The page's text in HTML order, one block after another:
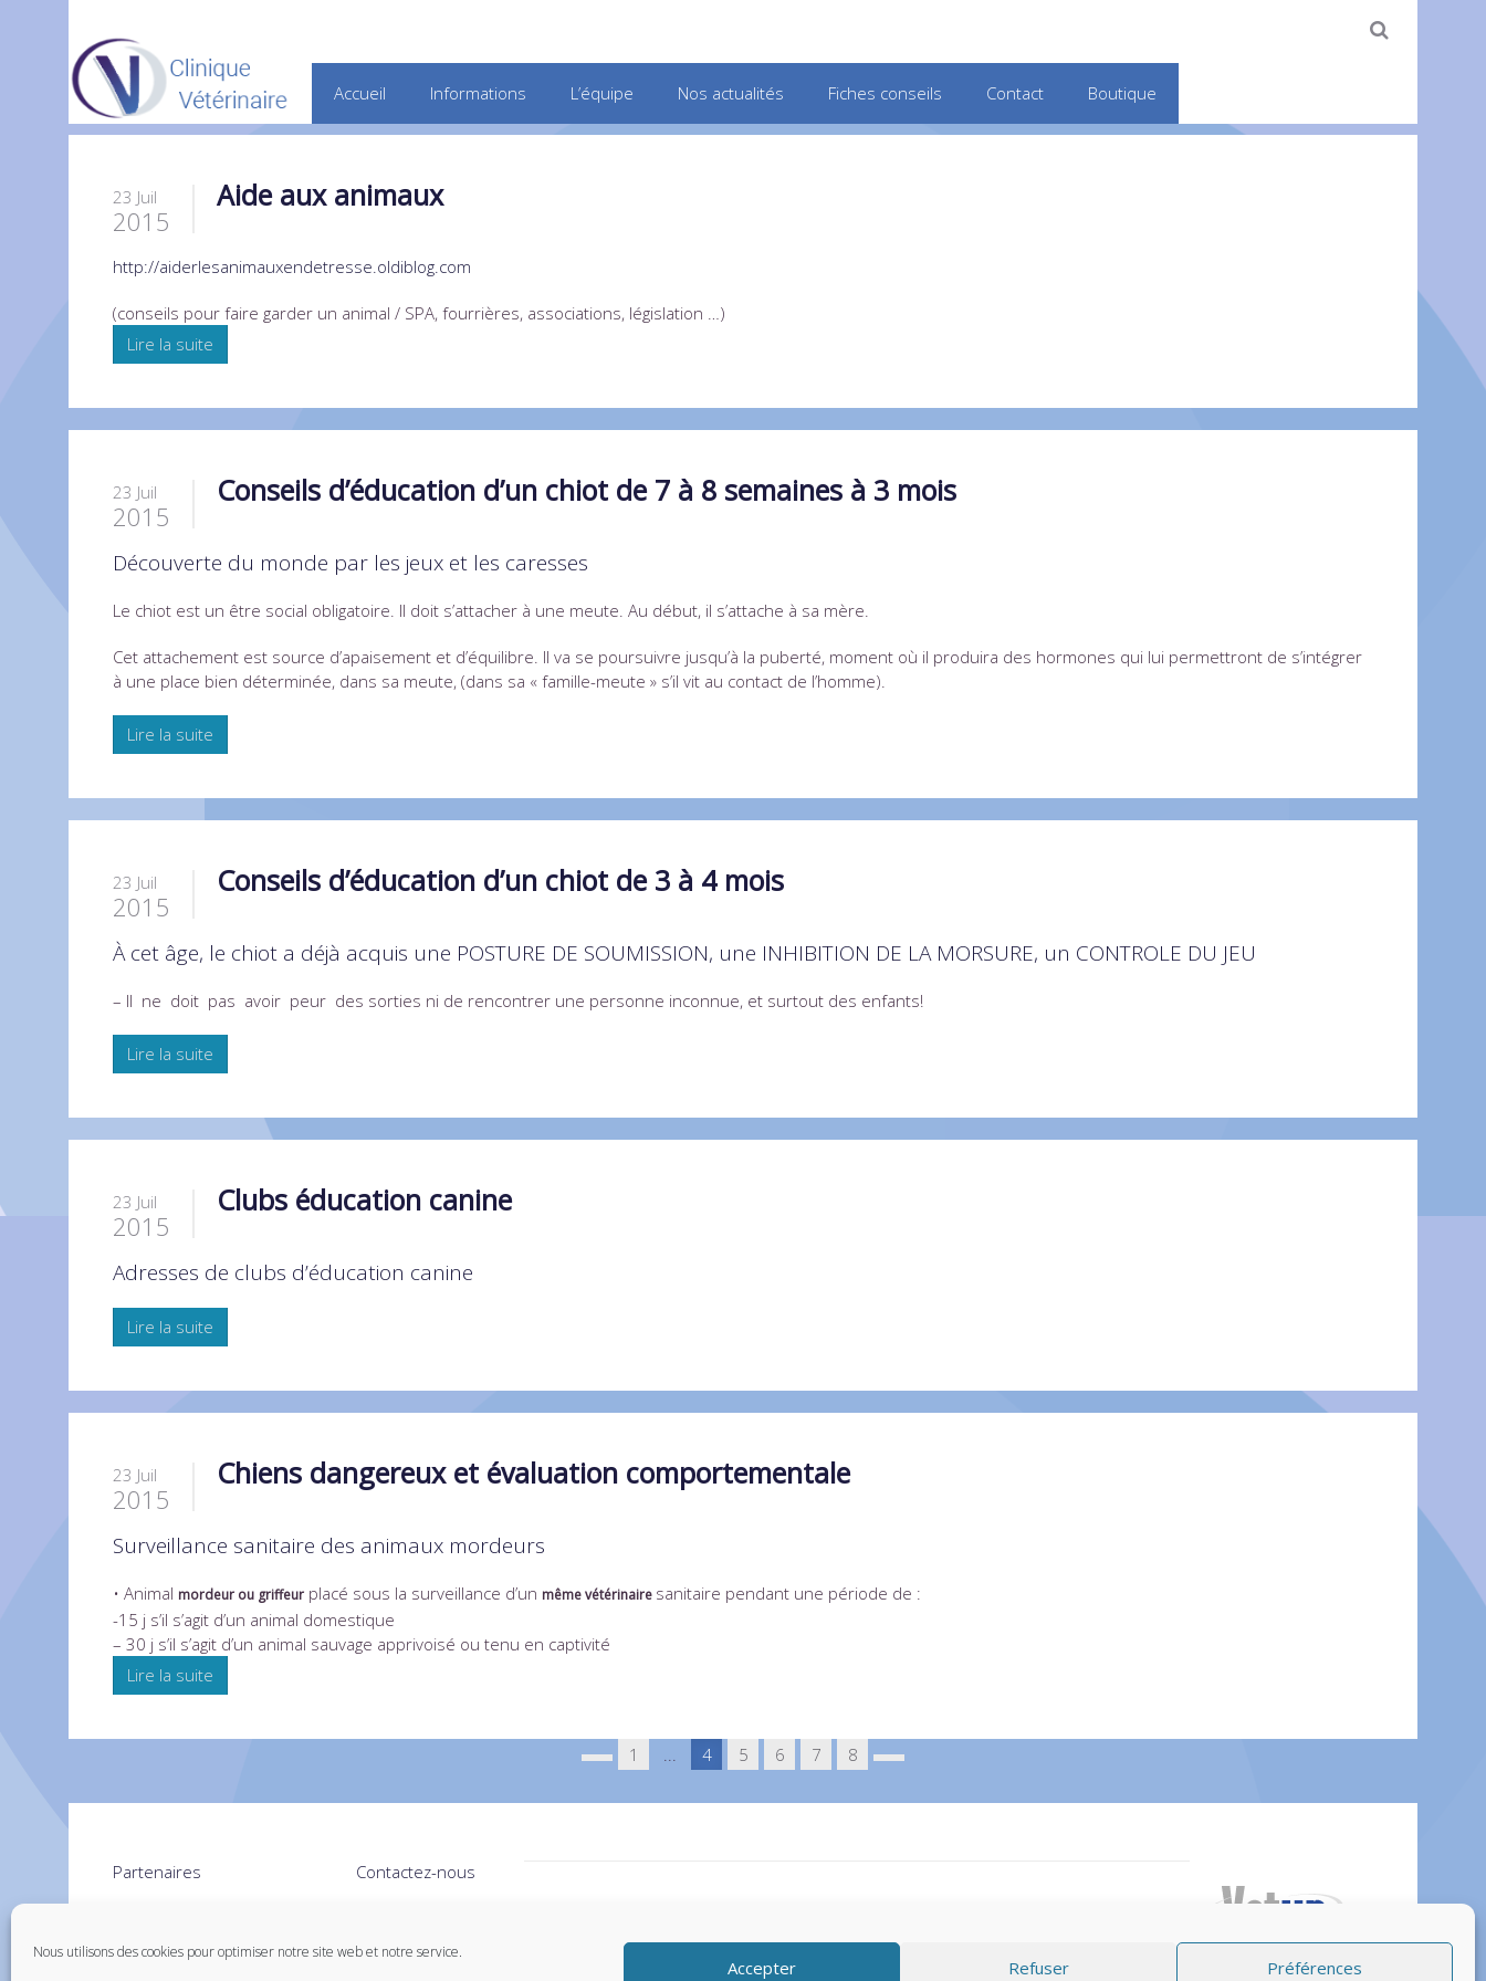
Nous utilisons des cookies pour optimiser notre site web et notre service.
Accepter Refuser Préférences
Accueil Informations L’équipe Nos actualités Fiches conseils Contact Boutique
23 Juil
2015
Aide aux animaux
http://aiderlesanimauxendetresse.oldiblog.com
(conseils pour faire garder un animal / SPA, fourrières, associations, législation …)
Lire la suite
23 Juil
2015
Conseils d’éducation d’un chiot de 7 à 8 semaines à 3 mois
Découverte du monde par les jeux et les caresses
Le chiot est un être social obligatoire. Il doit s’attacher à une meute. Au début, il s’attache à sa mère.
Cet attachement est source d’apaisement et d’équilibre. Il va se poursuivre jusqu’à la puberté, moment où il produira des hormones qui lui permettront de s’intégrer
à une place bien déterminée, dans sa meute, (dans sa « famille-meute » s’il vit au contact de l’homme).
Lire la suite
23 Juil
2015
Conseils d’éducation d’un chiot de 3 à 4 mois
À cet âge, le chiot a déjà acquis une POSTURE DE SOUMISSION, une INHIBITION DE LA MORSURE, un CONTROLE DU JEU
– Il ne doit pas avoir peur des sorties ni de rencontrer une personne inconnue, et surtout des enfants!
Lire la suite
23 Juil
2015
Clubs éducation canine
Adresses de clubs d’éducation canine
Lire la suite
23 Juil
2015
Chiens dangereux et évaluation comportementale
Surveillance sanitaire des animaux mordeurs
• Animal mordeur ou griffeur placé sous la surveillance d’un même vétérinaire sanitaire pendant une période de :
-15 j s’il s’agit d’un animal domestique
– 30 j s’il s’agit d’un animal sauvage apprivoisé ou tenu en captivité
Lire la suite
1 ... 4 5 6 7 8
Partenaires Contactez-nous